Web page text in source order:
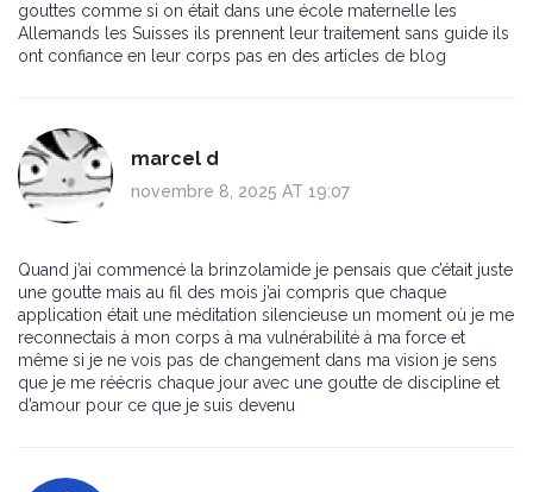
gouttes comme si on était dans une école maternelle les
Allemands les Suisses ils prennent leur traitement sans guide ils
ont confiance en leur corps pas en des articles de blog
marcel d
novembre 8, 2025 AT 19:07
Quand j’ai commencé la brinzolamide je pensais que c’était juste
une goutte mais au fil des mois j’ai compris que chaque
application était une méditation silencieuse un moment où je me
reconnectais à mon corps à ma vulnérabilité à ma force et
même si je ne vois pas de changement dans ma vision je sens
que je me réécris chaque jour avec une goutte de discipline et
d’amour pour ce que je suis devenu